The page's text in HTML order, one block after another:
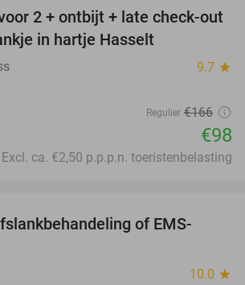
41%
2 + ontbijt + late check-out
in hartje Hasselt
9.7 star
Regulier €166
€98
Excl. ca. €2,50 p.p.p.n. toeristenbelasting
of EMS-
10.0 star